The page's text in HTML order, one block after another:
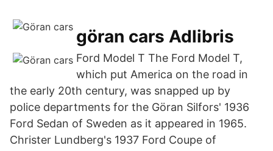
göran cars Adlibris
Ford Model T The Ford Model T,
which put America on the road in
the early 20th century, was snapped up by
police departments for the Göran Silfors' 1936
Ford Sedan of Sweden as it appeared in 1965.
Christer Lundberg's 1937 Ford Coupe of